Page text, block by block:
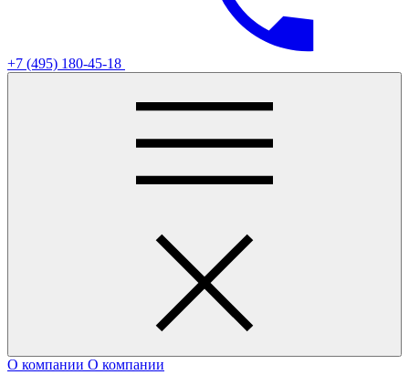
+7 (495) 180-45-18
О компании О компании